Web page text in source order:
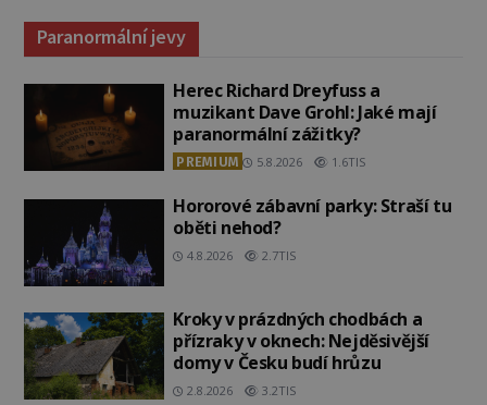
Paranormální jevy
Herec Richard Dreyfuss a
muzikant Dave Grohl: Jaké mají
paranormální zážitky?
PREMIUM 5.8.2026 1.6TIS
Hororové zábavní parky: Straší tu
oběti nehod?
4.8.2026 2.7TIS
Kroky v prázdných chodbách a
přízraky v oknech: Nejděsivější
domy v Česku budí hrůzu
2.8.2026 3.2TIS